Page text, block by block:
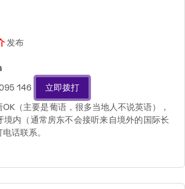
发布
146
立即拨打
（主要是葡语，很多当地人不说英语），
境内（通常房东不会接听来自境外的国际长
话联系。